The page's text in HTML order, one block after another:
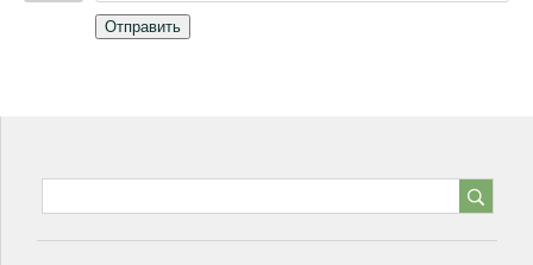
Отправить